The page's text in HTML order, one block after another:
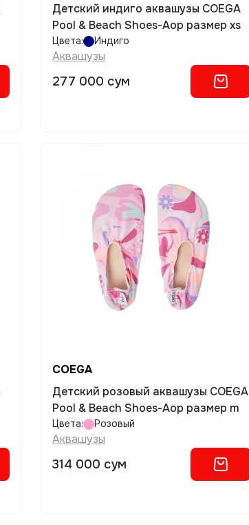
Детский индиго аквашузы COEGA
Pool & Beach Shoes-Aop размер xs
Цвета: Индиго
Аквашузы
277 000 сум
COEGA
Детский розовый аквашузы COEGA
Pool & Beach Shoes-Aop размер m
Цвета: Розовый
Аквашузы
314 000 сум